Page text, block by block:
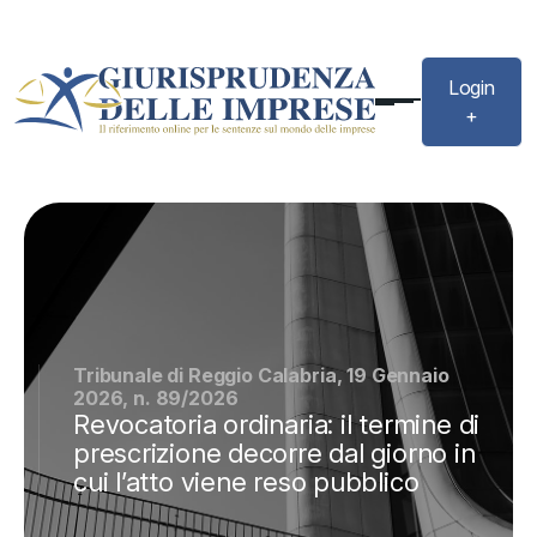
Login
+
Tribunale di Reggio Calabria, 19 Gennaio
2026, n. 89/2026
Revocatoria ordinaria: il termine di
prescrizione decorre dal giorno in
cui l’atto viene reso pubblico